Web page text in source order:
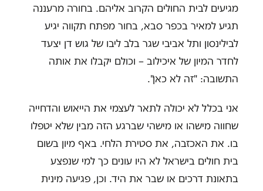
מגיעים לבית החולים הקרוב אליהם. בחורה מרעננה
תגיע למאיר בכפר סבא, בחור מפתח תקווה יגיע
לבילינסון ותל אביבי שגר בלב ליבו של גוש דן יצעד
לחדר המיון של איכילוב – וכולם יקבלו את אותה
התשובה: "זה לא כאן".
אני בכלל לא יכולה לתאר לעצמי את הייאוש והדחייה
שחווה מישהו או מישהי שברגע הזה מבין שלא יטפלו
בו. את האכזבה, את סטירת הלחי. באף מיון בשום
בית חולים בישראל לא היו עונים כך למי שנפצע
בתאונת דרכים או שבר את היד. וכן, פגיעה מינית